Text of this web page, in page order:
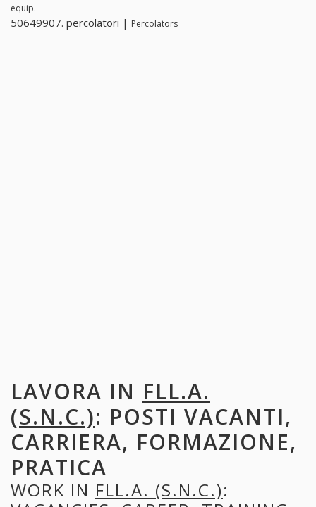
equip.
50649907. percolatori | Percolators
LAVORA IN FLL.A.
(S.N.C.): POSTI VACANTI,
CARRIERA, FORMAZIONE,
PRATICA
WORK IN FLL.A. (S.N.C.):